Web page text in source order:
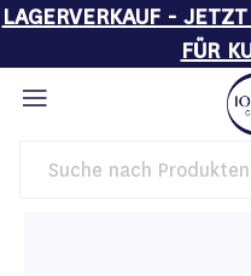
LAGERVERKAUF -
FÜR
Startseite Pflege Ampullen